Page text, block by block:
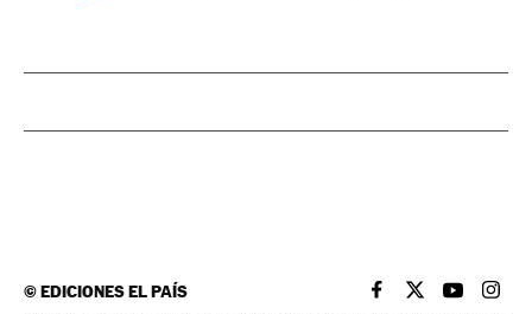
©EDICIONES EL PAÍS EL PAÍS BRASIL EN
EL PAÍSEL PAÍS
EL